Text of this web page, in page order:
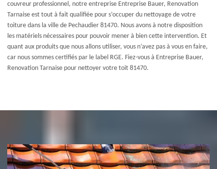
couvreur professionnel, notre entreprise Entreprise Bauer, Renovation
Tarnaise est tout à fait qualifiée pour s’occuper du nettoyage de votre
toiture dans la ville de Pechaudier 81470. Nous avons à notre disposition
les matériels nécessaires pour pouvoir mener à bien cette intervention. Et
quant aux produits que nous allons utiliser, vous n’avez pas à vous en faire,
car nous sommes certifiés par le label RGE. Fiez-vous à Entreprise Bauer,
Renovation Tarnaise pour nettoyer votre toit 81470.